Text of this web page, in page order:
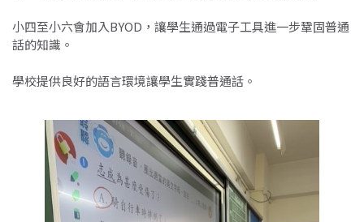
小四至小六會加入BYOD，讓學生通過電子工具進一步鞏固普通
話的知識。
學校提供良好的語言環境讓學生實踐普通話。